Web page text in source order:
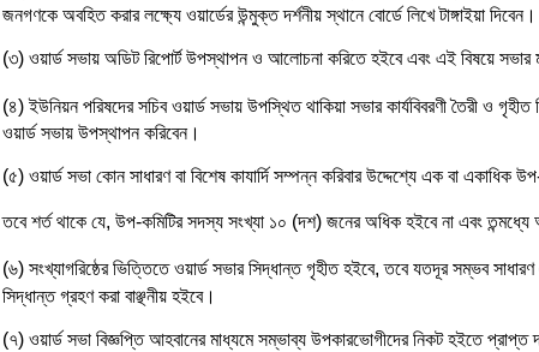
জনগণকে অবহিত করার লক্ষ্যে ওয়ার্ডের উন্মুক্ত দর্শনীয় স্থানে বোর্ডে লিখে টাঙ্গাইয়া দিবেন।
(৩) ওয়ার্ড সভায় অডিট রিপোর্ট উপস্থাপন ও আলোচনা করিতে হইবে এবং এই বিষয়ে সভার
(৪) ইউনিয়ন পরিষদের সচিব ওয়ার্ড সভায় উপস্থিত থাকিয়া সভার কার্যবিবরণী তৈরী ও
ওয়ার্ড সভায় উপস্থাপন করিবেন।
(৫) ওয়ার্ড সভা কোন সাধারণ বা বিশেষ কাযার্দি সম্পন্ন করিবার উদ্দেশ্যে এক বা একাধিক
তবে শর্ত থাকে যে, উপ-কমিটির সদস্য সংখ্যা ১০ (দশ) জনের অধিক হইবে না এবং
(৬) সংখ্যাগরিষ্ঠের ভিত্তিতে ওয়ার্ড সভার সিদ্ধান্ত গৃহীত হইবে, তবে যতদূর সম্ভব
সিদ্ধান্ত গ্রহণ করা বাঞ্ছনীয় হইবে।
(৭) ওয়ার্ড সভা বিজ্ঞপ্তি আহবানের মাধ্যমে সম্ভাব্য উপকারভোগীদের নিকট হইতে